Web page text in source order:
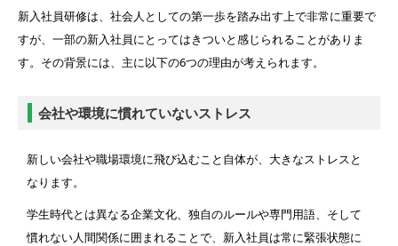
厳しい新人研修にはどのようなリスクがありますか？
新入社員研修は、社会人としての第一歩を踏み出す上で非常に重要で
すが、一部の新入社員にとってはきついと感じられることがありま
す。その背景には、主に以下の6つの理由が考えられます。
会社や環境に慣れていないストレス
新しい会社や職場環境に飛び込むこと自体が、大きなストレスと
なります。
学生時代とは異なる企業文化、独自のルールや専門用語、そして
慣れない人間関係に囲まれることで、新入社員は常に緊張状態に